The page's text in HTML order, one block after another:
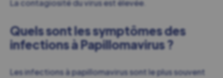
La contagiosité du virus est élevée.
Quels sont les symptômes des
infections à Papillomavirus ?
Les infections à papillomavirus sont le plus souvent